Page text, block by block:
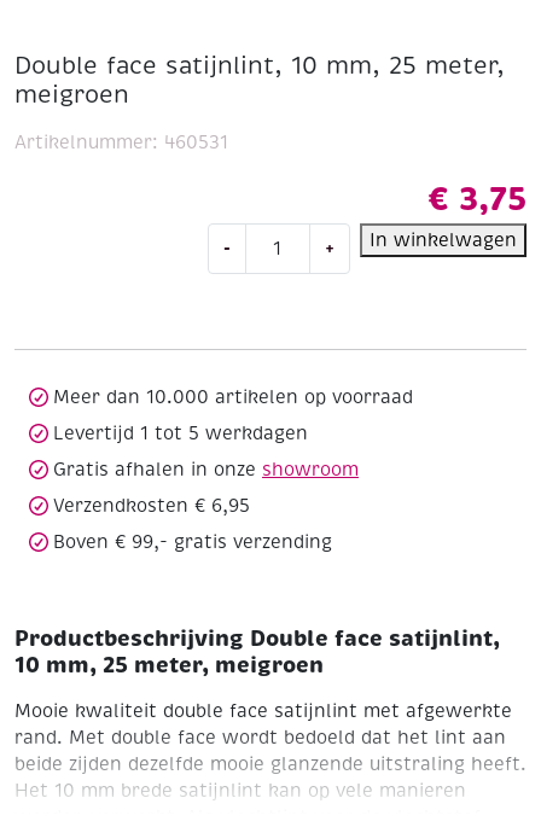
Double face satijnlint, 10 mm, 25 meter,
meigroen
€ 3,75
-
meter,
+ In winkelwagen
Artikelnummer: 460531
Meer dan 10.000 artikelen op voorraad
Levertijd 1 tot 5 werkdagen
Gratis afhalen in onze showroom
Verzendkosten € 6,95
Boven € 99,- gratis verzending
Productbeschrijving Double face satijnlint,
10 mm, 25 meter, meigroen
Mooie kwaliteit double face satijnlint met afgewerkte
rand. Met double face wordt bedoeld dat het lint aan
beide zijden dezelfde mooie glanzende uitstraling heeft.
Het 10 mm brede satijnlint kan op vele manieren